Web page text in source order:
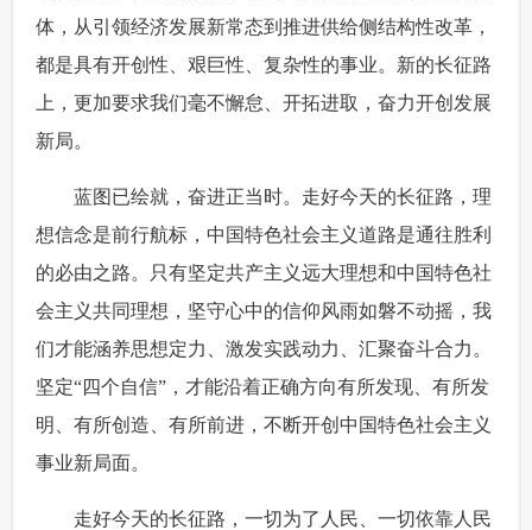
体，从引领经济发展新常态到推进供给侧结构性改革，
都是具有开创性、艰巨性、复杂性的事业。新的长征路
上，更加要求我们毫不懈怠、开拓进取，奋力开创发展
新局。
蓝图已绘就，奋进正当时。走好今天的长征路，理
想信念是前行航标，中国特色社会主义道路是通往胜利
的必由之路。只有坚定共产主义远大理想和中国特色社
会主义共同理想，坚守心中的信仰风雨如磐不动摇，我
们才能涵养思想定力、激发实践动力、汇聚奋斗合力。
坚定“四个自信”，才能沿着正确方向有所发现、有所发
明、有所创造、有所前进，不断开创中国特色社会主义
事业新局面。
走好今天的长征路，一切为了人民、一切依靠人民